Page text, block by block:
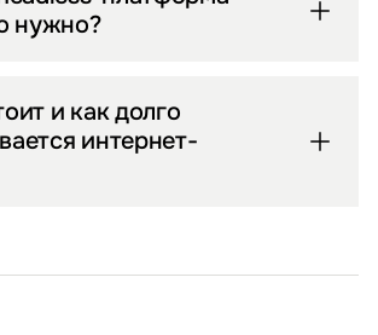
нужно?
и как долго
интернет-